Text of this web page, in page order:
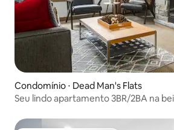
Condomínio ⋅ Dead Man's Flats
Seu lindo apartamento 3BR/2BA na